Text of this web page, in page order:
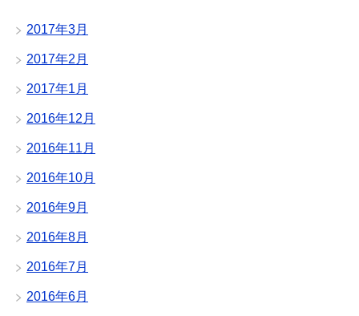
2017年3月
2017年2月
2017年1月
2016年12月
2016年11月
2016年10月
2016年9月
2016年8月
2016年7月
2016年6月